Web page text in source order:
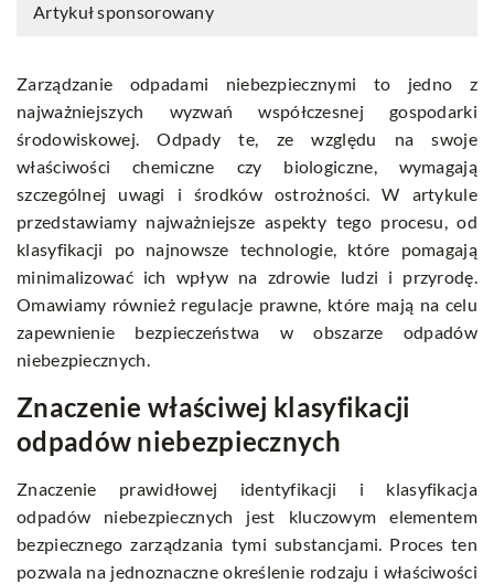
Artykuł sponsorowany
Zarządzanie odpadami niebezpiecznymi to jedno z
najważniejszych wyzwań współczesnej gospodarki
środowiskowej. Odpady te, ze względu na swoje
właściwości chemiczne czy biologiczne, wymagają
szczególnej uwagi i środków ostrożności. W artykule
przedstawiamy najważniejsze aspekty tego procesu, od
klasyfikacji po najnowsze technologie, które pomagają
minimalizować ich wpływ na zdrowie ludzi i przyrodę.
Omawiamy również regulacje prawne, które mają na celu
zapewnienie bezpieczeństwa w obszarze odpadów
niebezpiecznych.
Znaczenie właściwej klasyfikacji
odpadów niebezpiecznych
Znaczenie prawidłowej identyfikacji i klasyfikacja
odpadów niebezpiecznych jest kluczowym elementem
bezpiecznego zarządzania tymi substancjami. Proces ten
pozwala na jednoznaczne określenie rodzaju i właściwości